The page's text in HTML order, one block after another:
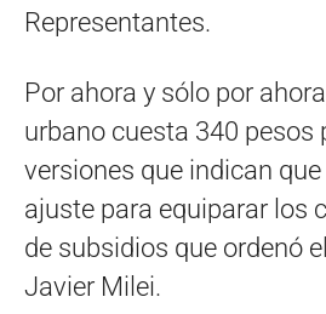
Representantes.
Por ahora y sólo por
urbano cuesta 340 pesos
versiones que indican
ajuste para equiparar los
de subsidios que ordenó
Javier Milei.